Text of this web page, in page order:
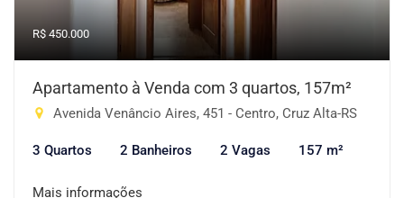
R$ 450.000
Apartamento à Venda com 3 quartos, 157m²
Avenida Venâncio Aires, 451 - Centro, Cruz Alta-RS
3 Quartos 2 Banheiros 2 Vagas 157 m²
Mais informações